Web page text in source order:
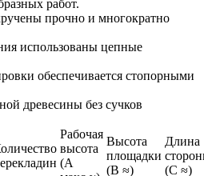
работ.
прочно и многократно
использованы цепные
обеспечивается стопорными
древесины без сучков
Рабочая
высота
(A
Высота
площадки
(B ≈)
Длина
(C ≈)